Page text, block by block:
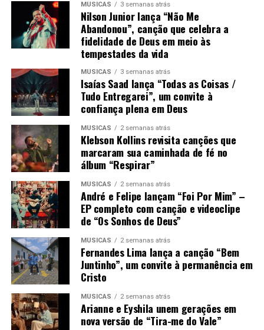
MÚSICAS 3 semanas atrás
Nilson Junior lança “Não Me
Abandonou”, canção que celebra a
fidelidade de Deus em meio às
tempestades da vida
MÚSICAS 3 semanas atrás
Isaías Saad lança “Todas as Coisas /
Tudo Entregarei”, um convite à
confiança plena em Deus
MÚSICAS 2 semanas atrás
Klebson Kollins revisita canções que
marcaram sua caminhada de fé no
álbum “Respirar”
MÚSICAS 2 semanas atrás
André e Felipe lançam “Foi Por Mim” –
EP completo com canção e videoclipe
de “Os Sonhos de Deus”
MÚSICAS 2 semanas atrás
Fernandes Lima lança a canção “Bem
Juntinho”, um convite à permanência em
Cristo
MÚSICAS 2 semanas atrás
Arianne e Eyshila unem gerações em
nova versão de “Tira-me do Vale”